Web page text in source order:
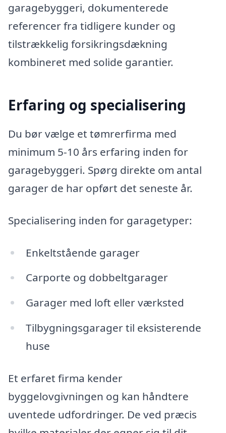
garagebyggeri, dokumenterede
referencer fra tidligere kunder og
tilstrækkelig forsikringsdækning
kombineret med solide garantier.
Erfaring og specialisering
Du bør vælge et tømrerfirma med
minimum 5-10 års erfaring inden for
garagebyggeri. Spørg direkte om antal
garager de har opført det seneste år.
Specialisering inden for garagetyper:
Enkeltstående garager
Carporte og dobbeltgarager
Garager med loft eller værksted
Tilbygningsgarager til eksisterende
huse
Et erfaret firma kender
byggelovgivningen og kan håndtere
uventede udfordringer. De ved præcis